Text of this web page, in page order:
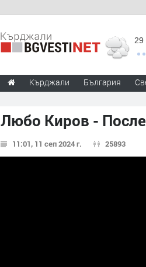
29
Кърджали България
Любо Киров -
11:01, 11 сеп 2024 г. 25893